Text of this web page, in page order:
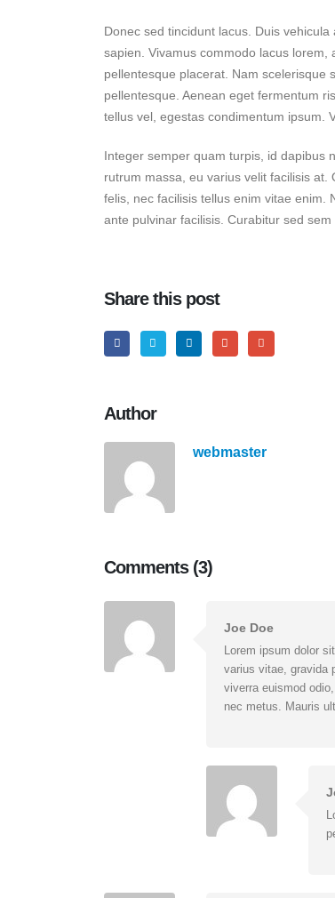
Donec sed tincidunt lacus. Duis
sapien. Vivamus commodo lacus
pellentesque placerat. Nam scelerisque
pellentesque. Aenean eget fermentum
tellus vel, egestas condimentum ipsum.
Integer semper quam turpis, id dapibus
rutrum massa, eu varius velit facilisis
felis, nec facilisis tellus enim vitae enim.
ante pulvinar facilisis. Curabitur sed sem
Share this post
Author
webmaster
Comments (3)
Joe Doe
Lorem ipsum dolor
varius vitae, gravida
viverra euismod
nec metus. Mauris